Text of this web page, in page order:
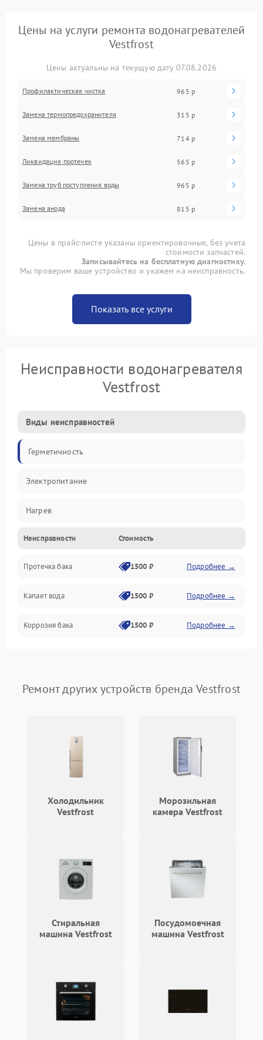
Цены на услуги ремонта водонагревателей
Vestfrost
Цены актуальны на текущую дату 07.08.2026
Профилактическая чистка 965 р
Замена термопредохранителя 315 р
Замена мембраны 714 р
Ликвидация протечек 565 р
Замена труб поступления воды 965 р
Замена анода 815 р
Цены в прайс-листе указаны ориентировочные, без учета
стоимости запчастей.
Записывайтесь на бесплатную диагностику.
Мы проверим ваше устройство и укажем на неисправность.
Показать все услуги
Неисправности водонагревателя
Vestfrost
Виды неисправностей
Герметичность
Электропитание
Нагрев
Датчики
Механика
Неисправности Стоимость
Протечка бака 1500 ₽ Подробнее →
Капает вода 1500 ₽ Подробнее →
Коррозия бака 1500 ₽ Подробнее →
Ремонт других устройств бренда Vestfrost
Холодильник
Vestfrost
Морозильная
камера Vestfrost
Стиральная
машина Vestfrost
Посудомоечная
машина Vestfrost